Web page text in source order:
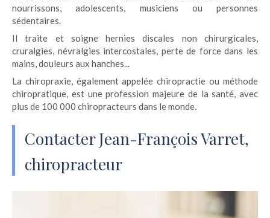
nourrissons, adolescents, musiciens ou personnes
sédentaires.
Il traite et soigne hernies discales non chirurgicales,
cruralgies, névralgies intercostales, perte de force dans les
mains, douleurs aux hanches...
La chiropraxie, également appelée chiropractie ou méthode
chiropratique, est une profession majeure de la santé, avec
plus de 100 000 chiropracteurs dans le monde.
Contacter Jean-François Varret,
chiropracteur